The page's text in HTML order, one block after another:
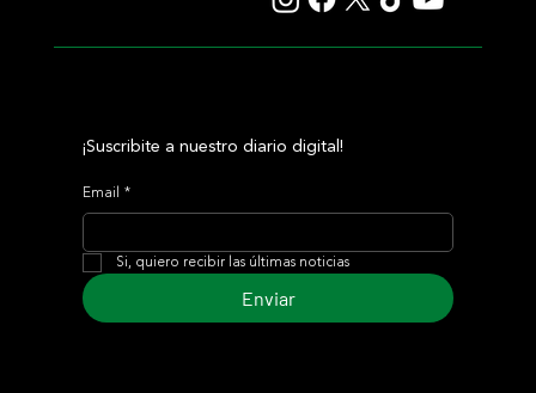
¡Suscribite a nuestro diario digital!
Email *
Si, quiero recibir las últimas noticias
Enviar